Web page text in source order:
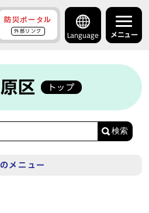
防災ポータル
外部リンク
Language メニュー
区 トップ
検索
メニュー